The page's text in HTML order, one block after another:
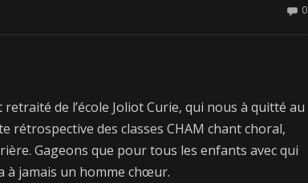
0
de l’école Joliot Curie, qui nous à quitté au
rétrospective des classes CHAM chant choral,
Gageons que pour tous les enfants avec qui
à jamais un homme chœur.